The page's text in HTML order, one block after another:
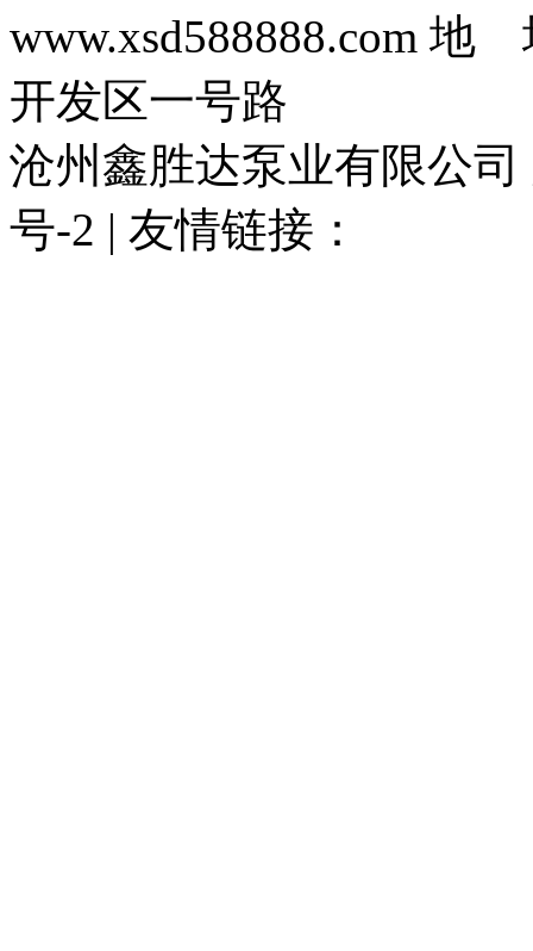
www.xsd588888.com 地
开发区一号路
沧州鑫胜达泵业有限公司
号-2 | 友情链接：